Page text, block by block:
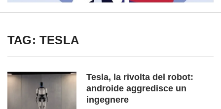
TAG: TESLA
Tesla, la rivolta del robot:
androide aggredisce un
ingegnere